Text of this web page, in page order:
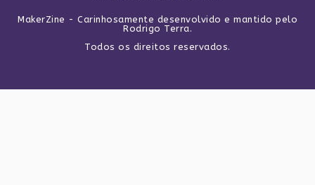
MakerZine - Carinhosamente desenvolvido e mantido pelo
Rodrigo Terra.
Todos os direitos reservados.